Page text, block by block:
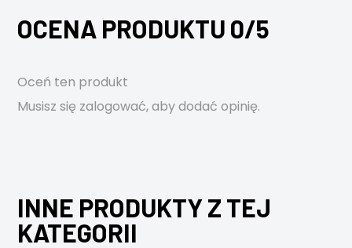
OCENA PRODUKTU 0/5
Oceń ten produkt
Musisz się zalogować, aby dodać opinię.
INNE PRODUKTY Z TEJ
KATEGORII